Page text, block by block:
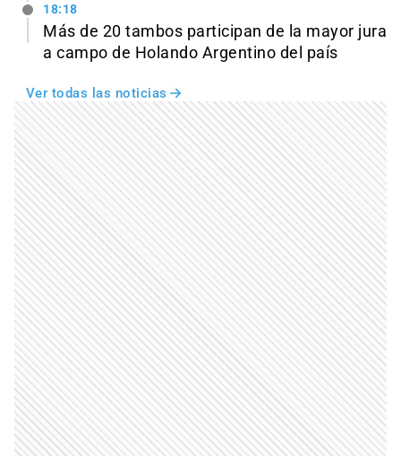
18:18
Más de 20 tambos participan de la mayor jura
a campo de Holando Argentino del país
Ver todas las noticias